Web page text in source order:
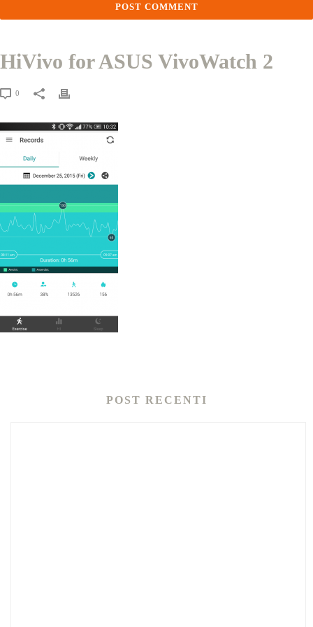
HiVivo for ASUS VivoWatch 2
0
POST RECENTI